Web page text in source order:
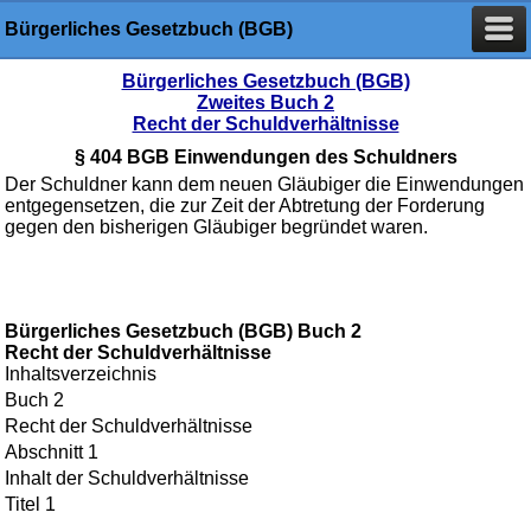
Bürgerliches Gesetzbuch (BGB)
Bürgerliches Gesetzbuch (BGB)
Zweites Buch 2
Recht der Schuldverhältnisse
§ 404 BGB Einwendungen des Schuldners
Der Schuldner kann dem neuen Gläubiger die Einwendungen
entgegensetzen, die zur Zeit der Abtretung der Forderung
gegen den bisherigen Gläubiger begründet waren.
Bürgerliches Gesetzbuch (BGB) Buch 2
Recht der Schuldverhältnisse
Inhaltsverzeichnis
Buch 2
Recht der Schuldverhältnisse
Abschnitt 1
Inhalt der Schuldverhältnisse
Titel 1